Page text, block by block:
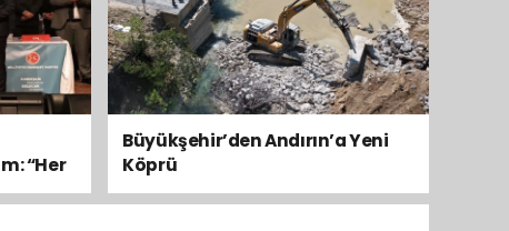
“Her
Büyükşehir’den Andırın’a Yeni
Köprü